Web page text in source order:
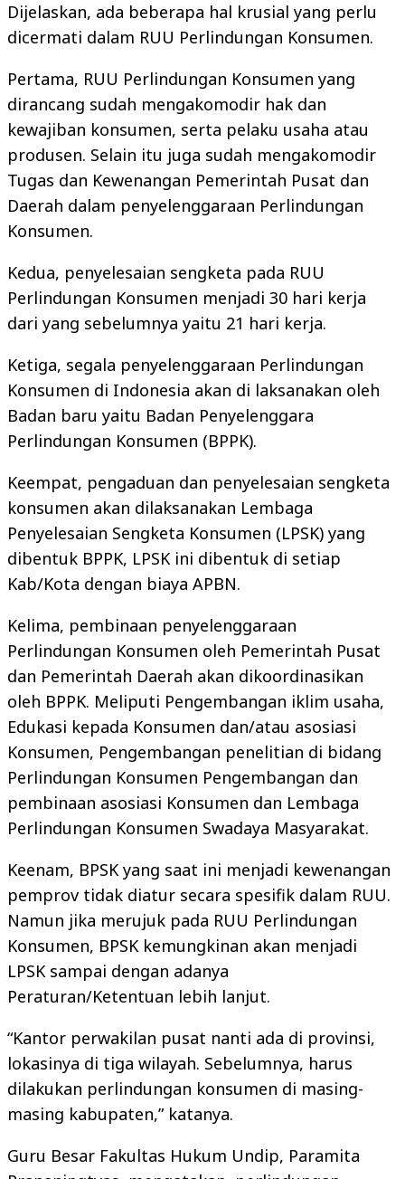
Dijelaskan, ada beberapa hal krusial yang perlu
dicermati dalam RUU Perlindungan Konsumen.
Pertama, RUU Perlindungan Konsumen yang
dirancang sudah mengakomodir hak dan
kewajiban konsumen, serta pelaku usaha atau
produsen. Selain itu juga sudah mengakomodir
⁠Tugas dan Kewenangan Pemerintah Pusat dan
Daerah dalam penyelenggaraan Perlindungan
Konsumen.
Kedua, penyelesaian sengketa pada RUU
Perlindungan Konsumen menjadi 30 hari kerja
dari yang sebelumnya yaitu 21 hari kerja.
Ketiga, segala penyelenggaraan Perlindungan
Konsumen di Indonesia akan di laksanakan oleh
Badan baru yaitu Badan Penyelenggara
Perlindungan Konsumen (BPPK).
Keempat, pengaduan dan penyelesaian sengketa
konsumen akan dilaksanakan Lembaga
Penyelesaian Sengketa Konsumen (LPSK) yang
dibentuk BPPK, ⁠LPSK ini dibentuk di setiap
Kab/Kota dengan biaya APBN.
Kelima, pembinaan penyelenggaraan
Perlindungan Konsumen oleh Pemerintah Pusat
dan Pemerintah Daerah akan dikoordinasikan
oleh BPPK. Meliputi Pengembangan iklim usaha,
Edukasi kepada Konsumen dan/atau asosiasi
Konsumen, Pengembangan penelitian di bidang
Perlindungan Konsumen Pengembangan dan
pembinaan asosiasi Konsumen dan Lembaga
Perlindungan Konsumen Swadaya Masyarakat.
Keenam, BPSK yang saat ini menjadi kewenangan
pemprov tidak diatur secara spesifik dalam RUU.
Namun jika merujuk pada RUU Perlindungan
Konsumen, BPSK kemungkinan akan menjadi
LPSK sampai dengan adanya
Peraturan/Ketentuan lebih lanjut.
“Kantor perwakilan pusat nanti ada di provinsi,
lokasinya di tiga wilayah. Sebelumnya, harus
dilakukan perlindungan konsumen di masing-
masing kabupaten,” katanya.
Guru Besar Fakultas Hukum Undip, Paramita